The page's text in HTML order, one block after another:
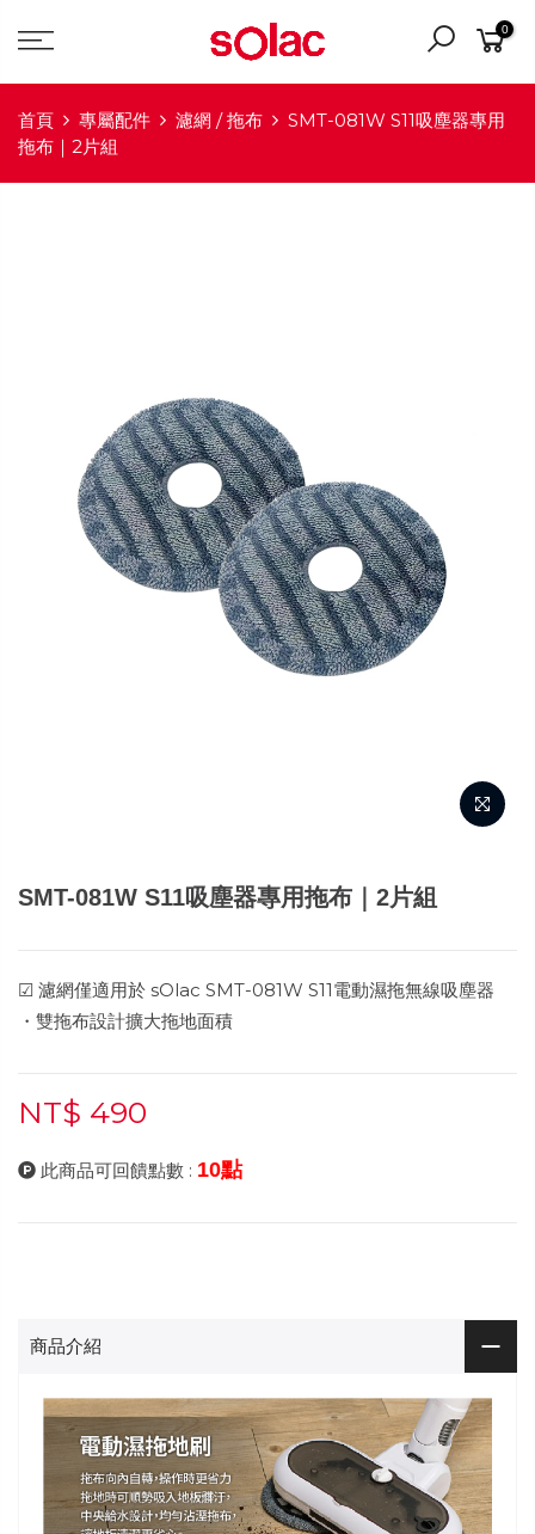
0
首頁 專屬配件 濾網 / 拖布
SMT-081W S11吸塵器專用
拖布｜2片組
SMT-081W S11吸塵器專用拖布｜2片組
☑ 濾網僅適用於 sOlac SMT-081W S11電動濕拖無線吸塵器
・雙拖布設計擴大拖地面積
NT$ 490
此商品可回饋點數 : 10點
商品介紹